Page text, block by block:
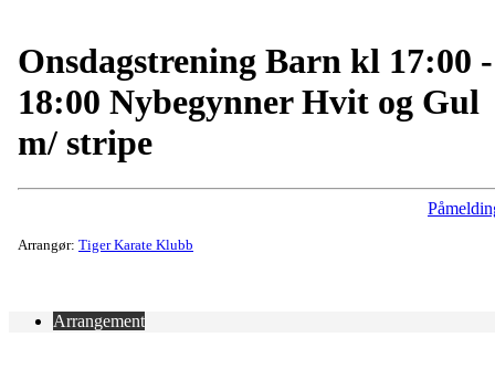
Onsdagstrening Barn kl 17:00 -
18:00 Nybegynner Hvit og Gul
m/ stripe
Arrangør: Tiger Karate Klubb
Arrangement